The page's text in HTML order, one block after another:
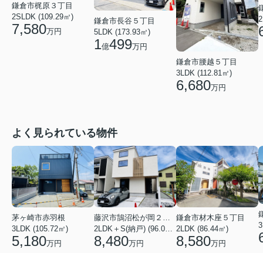
鎌倉市梶原３丁目
2SLDK (109.29㎡)
7,580万円
鎌倉市長谷５丁目
5LDK (173.93㎡)
1億499万円
鎌倉市腰越５丁目
3LDK (112.81㎡)
6,680万円
よく見られている物件
茅ヶ崎市赤羽根
3LDK (105.72㎡)
5,180万円
藤沢市鵠沼松が岡２丁目
2LDK＋S(納戸) (96.05㎡)
8,480万円
鎌倉市材木座５丁目
2LDK (86.44㎡)
8,580万円